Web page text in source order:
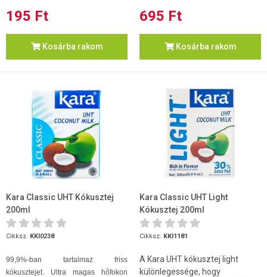
195 Ft
Kosárba rakom
695 Ft
Kosárba rakom
Kara Classic UHT Kókusztej
200ml
Cikksz. KKI0238
99,9%-ban tartalmaz friss
kókusztejet. Ultra magas hőfokon
Kara Classic UHT Light
Kókusztej 200ml
Cikksz. KKI1181
A Kara UHT kókusztej light
különlegessége, hogy